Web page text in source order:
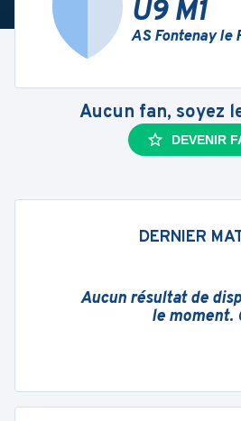
U9 M1
AS Fontenay le
Aucun fan, soyez
DEVENIR
DERNIER
Aucun résultat de
le moment.